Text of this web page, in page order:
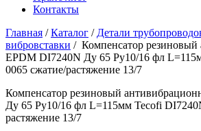
Контакты
Главная /Каталог / Детали
вибровставки / Компенсатор
EPDM DI7240N Ду 65 Ру10/16 фл
0065 сжатие/растяжение 13/7
Компенсатор резиновый
Ду 65 Ру10/16 фл L=115мм Tecofi
растяжение 13/7